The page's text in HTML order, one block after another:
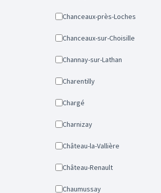
Chanceaux-près-Loches
Chanceaux-sur-Choisille
Channay-sur-Lathan
Charentilly
Chargé
Charnizay
Château-la-Vallière
Château-Renault
Chaumussay